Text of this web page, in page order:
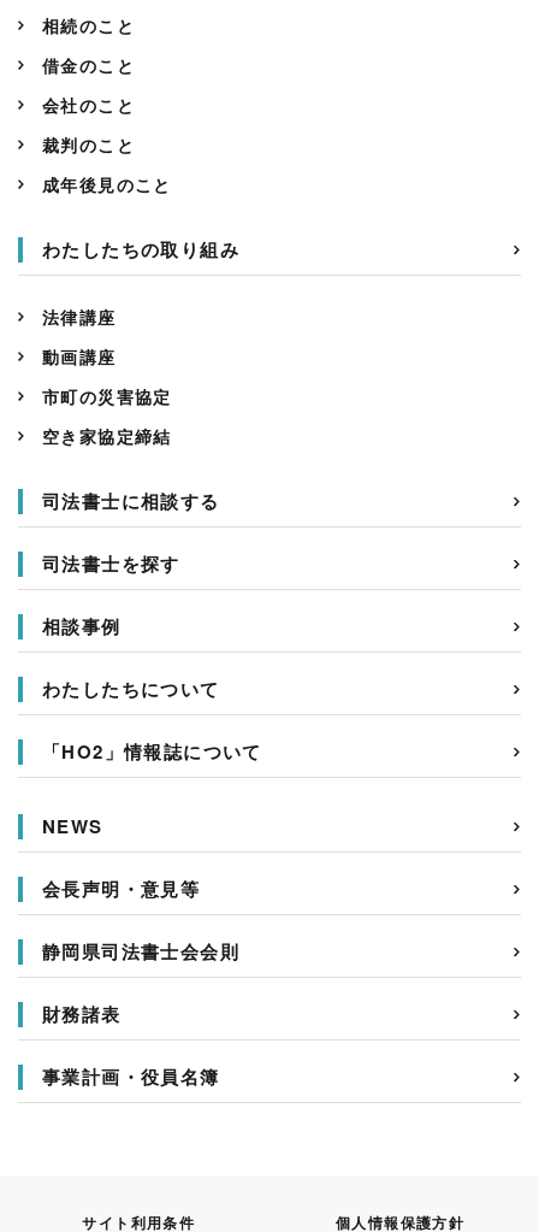
相続のこと
借金のこと
会社のこと
裁判のこと
成年後見のこと
わたしたちの取り組み
法律講座
動画講座
市町の災害協定
空き家協定締結
司法書士に相談する
司法書士を探す
相談事例
わたしたちについて
「HO2」情報誌について
NEWS
会長声明・意見等
静岡県司法書士会会則
財務諸表
事業計画・役員名簿
サイト利用条件 個人情報保護方針